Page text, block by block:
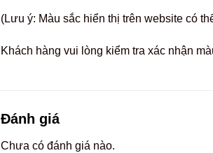
(Lưu ý: Màu sắc hiển thị trên website có
Khách hàng vui lòng kiểm tra xác nhận
Đánh giá
Chưa có đánh giá nào.